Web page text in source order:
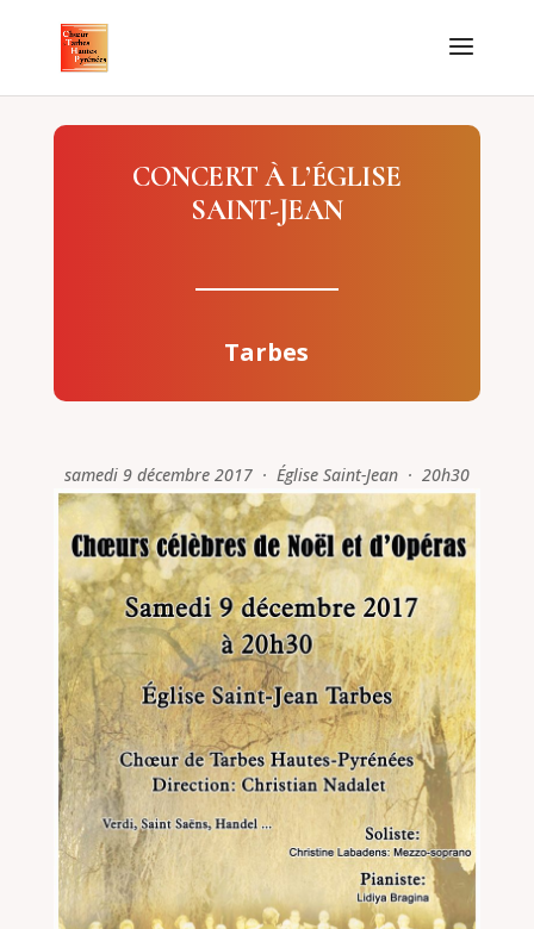
CONCERT À L’ÉGLISE
SAINT-JEAN
Tarbes
samedi 9 décembre 2017 · Église Saint-Jean · 20h30